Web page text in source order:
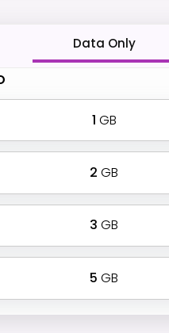
Data Only
1 GB
2 GB
3 GB
5 GB